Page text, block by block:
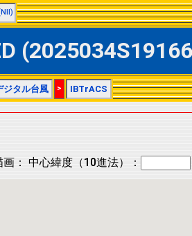
ジタル台風 > IBTrACS
： 中心緯度（10進法）：